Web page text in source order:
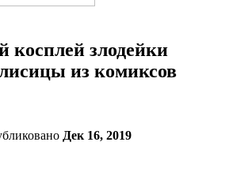
злодейки
из комиксов
Дек 16, 2019